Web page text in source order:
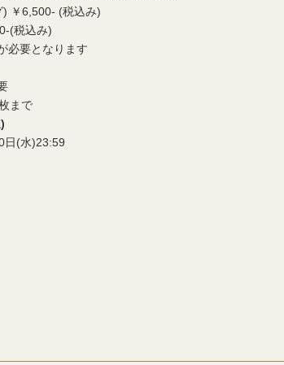
) ￥6,500- (税込み)
(税込み)
必要となります
まで
日(水)23:59